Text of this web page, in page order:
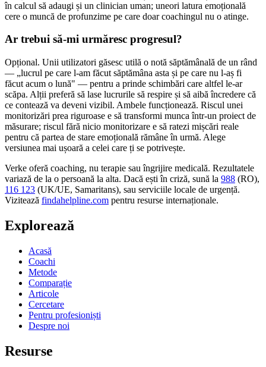
în calcul să adaugi și un clinician uman; uneori latura emoțională
cere o muncă de profunzime pe care doar coachingul nu o atinge.
Ar trebui să-mi urmăresc progresul?
Opțional. Unii utilizatori găsesc utilă o notă săptămânală de un rând
— „lucrul pe care l-am făcut săptămâna asta și pe care nu l-aș fi
făcut acum o lună" — pentru a prinde schimbări care altfel le-ar
scăpa. Alții preferă să lase lucrurile să respire și să aibă încredere că
ce contează va deveni vizibil. Ambele funcționează. Riscul unei
monitorizări prea riguroase e să transformi munca într-un proiect de
măsurare; riscul fără nicio monitorizare e să ratezi mișcări reale
pentru că partea de stare emoțională rămâne în urmă. Alege
versiunea mai ușoară a celei care ți se potrivește.
Verke oferă coaching, nu terapie sau îngrijire medicală. Rezultatele
variază de la o persoană la alta. Dacă ești în criză, sună la 988 (RO),
116 123 (UK/UE, Samaritans), sau serviciile locale de urgență.
Vizitează findahelpline.com pentru resurse internaționale.
Explorează
Acasă
Coachi
Metode
Comparație
Articole
Cercetare
Pentru profesioniști
Despre noi
Resurse